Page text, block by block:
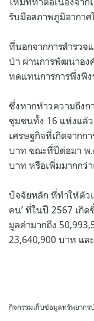
รับมือสภาพภูมิอากา
ที่นอกจากการสำรว
ป่า ผ่านการพัฒนาอง
ทดแทนการการพึ่งพิ
ซึ่งหากท้าวความถึงก
ชุมชนทั้ง 16 แห่งแล้
เศรษฐกิจที่เกิดจากก
บาท ขณะที่ปีต่อมา พ.
บาท หรือเพิ่มมากกว่
ปัจจัยหลัก ที่ทำให้ตัว
คน’ ที่ในปี 2567 เกิ
มูลค่ามากถึง
23,640,900 บาท แล
กิจกรรมเก็บข้อมูลทรัพยาก